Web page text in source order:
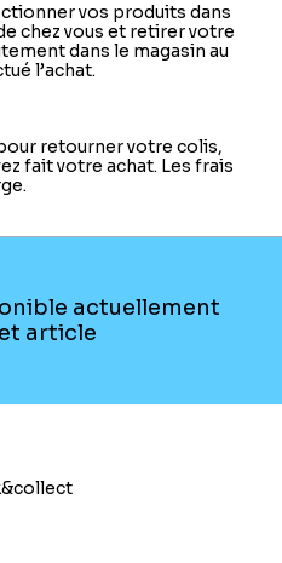
vos produits dans
chez vous et retirer votre
dans le magasin au
l’achat.
retourner votre colis,
fait votre achat. Les frais
actuellement
article